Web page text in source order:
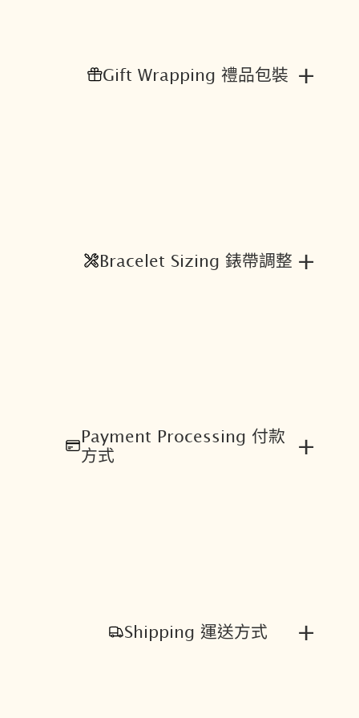
Gift Wrapping 禮品包裝 +
Bracelet Sizing 錶帶調整 +
Payment Processing 付款
方式
+
Shipping 運送方式 +